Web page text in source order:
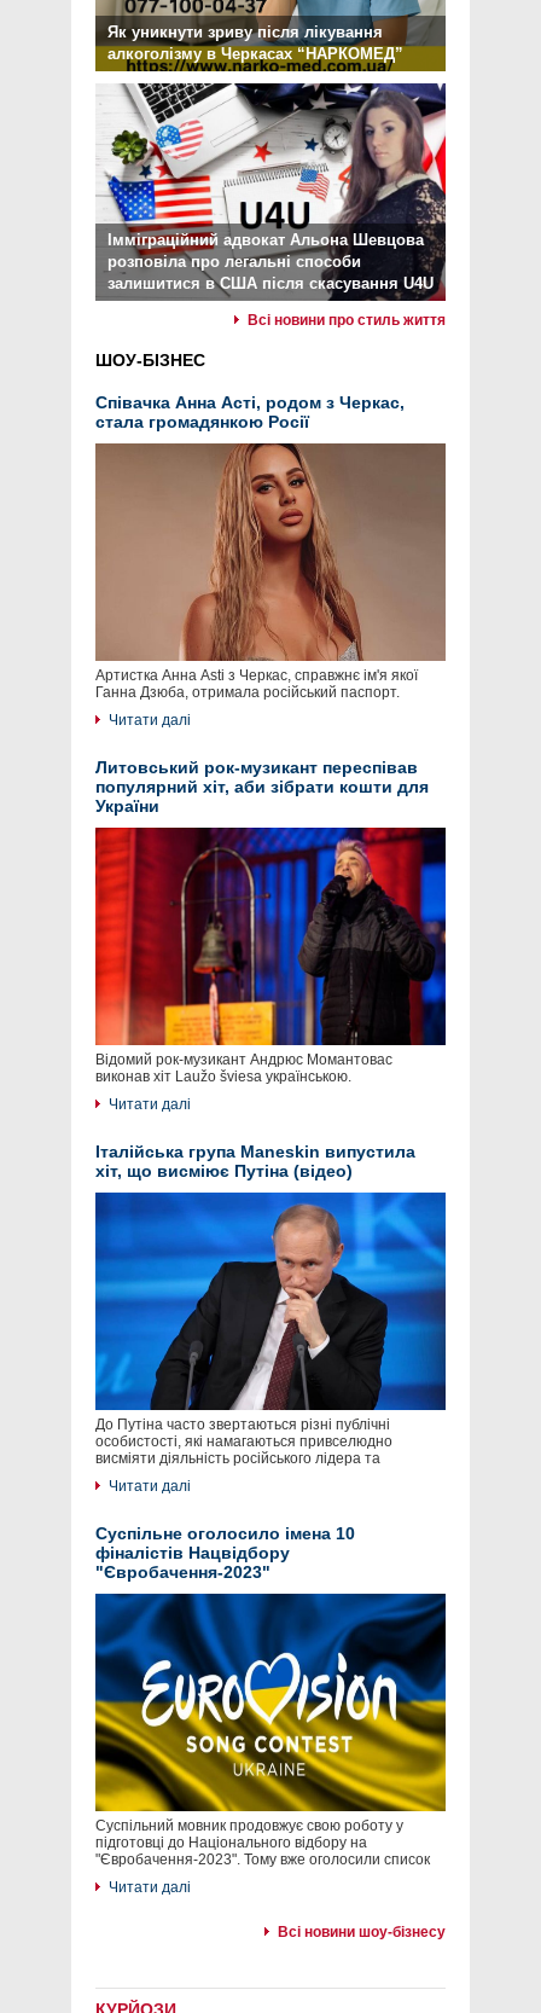
Як уникнути зриву після лікування
алкоголізму в Черкасах “НАРКОМЕД”
Імміграційний адвокат Альона Шевцова
розповіла про легальні способи
залишитися в США після скасування U4U
Всі новини про стиль життя
ШОУ-БІЗНЕС
Співачка Анна Асті, родом з Черкас,
стала громадянкою Росії
Артистка Анна Asti з Черкас, справжнє ім'я якої
Ганна Дзюба, отримала російський паспорт.
Читати далі
Литовський рок-музикант переспівав
популярний хіт, аби зібрати кошти для
України
Відомий рок-музикант Андрюс Момантовас
виконав хіт Laužo šviesa українською.
Читати далі
Італійська група Maneskin випустила
хіт, що висміює Путіна (відео)
До Путіна часто звертаються різні публічні
особистості, які намагаються привселюдно
висміяти діяльність російського лідера та
Читати далі
Суспільне оголосило імена 10
фіналістів Нацвідбору
"Євробачення-2023"
Суспільний мовник продовжує свою роботу у
підготовці до Національного відбору на
"Євробачення-2023". Тому вже оголосили список
Читати далі
Всі новини шоу-бізнесу